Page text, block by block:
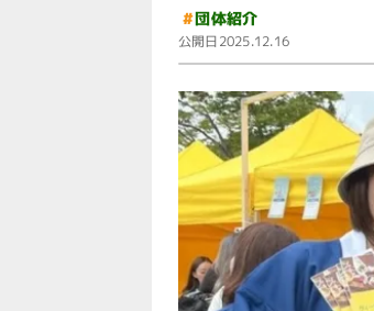
#団体紹介
公開日2025.12.16